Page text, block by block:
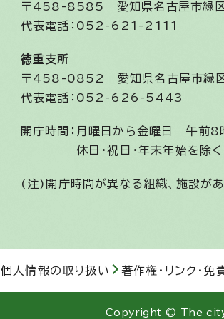
〒458-8585 愛知県名古屋市緑
代表電話：052-621-2111
徳重支所
〒458-0852 愛知県名古屋市緑
代表電話：052-626-5443
開庁時間： 月曜日から金曜日 午前8
休日・祝日・年末年始を除く
(注)開庁時間が異なる組織、施設が
個人情報の取り扱い 著作権・リンク・免
Copyright © The